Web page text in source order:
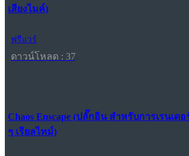
เสียงไมค์)
ฟรีแวร์
ดาวน์โหลด : 37
Chaos Enscape (ปลั๊กอิน สำหรับการเรนเด
ๆ เรียลไทม์)